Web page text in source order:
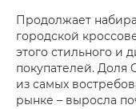
Продолжает
городской
этого стильного и
покупателей. Доля
из самых
рынке – выросла